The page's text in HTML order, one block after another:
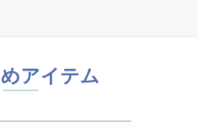
アイテム